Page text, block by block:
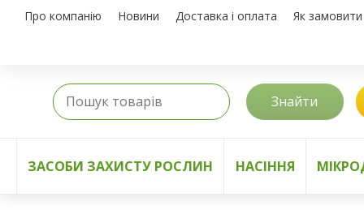
Про компанію Новини Доставка і оплата Як замовити
Знайти
ЗАСОБИ ЗАХИСТУ РОСЛИН НАСІННЯ